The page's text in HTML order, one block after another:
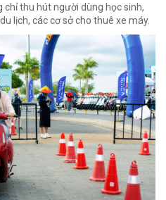
chỉ thu hút người dùng học sinh,
lịch, các cơ sở cho thuê xe máy.